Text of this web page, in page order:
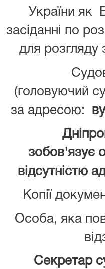
України як
засіданні по
для розгляду
Судове
(головуючий
за адресою:
зобов'язує
відсутністю
Копії
Особа, яка
Секретар